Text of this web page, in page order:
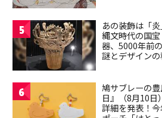
5
あの装飾は「
縄文時代の国
器、5000年前
謎とデザイン
6
鳩サブレーの
日』（8月10日
詳細を発表！